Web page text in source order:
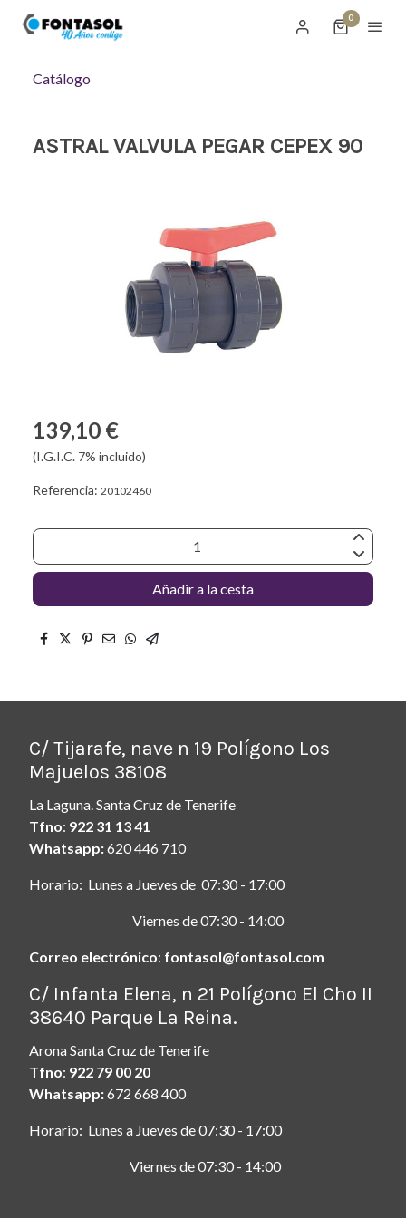
0
Catálogo
ASTRAL VALVULA PEGAR CEPEX 90
139,10 €
(I.G.I.C. 7% incluido)
Referencia: 20102460
Añadir a la cesta
C/ Tijarafe, nave n 19 Polígono Los
Majuelos 38108
La Laguna. Santa Cruz de Tenerife
Tfno: 922 31 13 41
Whatsapp:620 446 710
Horario: Lunes a Jueves de 07:30 - 17:00
Viernes de 07:30 - 14:00
Correo electrónico: fontasol@fontasol.com
C/ Infanta Elena, n 21 Polígono El Cho II
38640 Parque La Reina.
Arona Santa Cruz de Tenerife
Tfno: 922 79 00 20
Whatsapp:672 668 400
Horario: Lunes a Jueves de 07:30 - 17:00
Viernes de 07:30 - 14:00